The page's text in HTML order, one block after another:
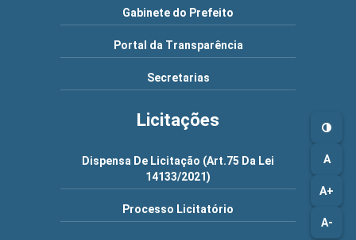
A
A+
A-
Gabinete do Prefeito
Portal da Transparência
Secretarias
Licitações
Dispensa De Licitação (Art.75 Da Lei
14133/2021)
Processo Licitatório